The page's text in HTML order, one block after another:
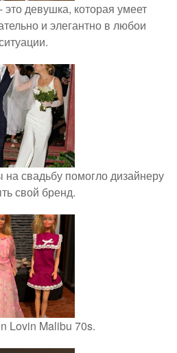
девушка, которая умеет
и элегантно в любои
на свадьбу помогло дизайнеру
свой бренд.
Lovin Malibu 70s.